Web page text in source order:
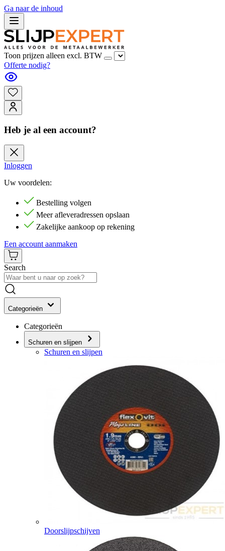
Ga naar de inhoud
Toon prijzen alleen excl. BTW
Offerte nodig?
Heb je al een account?
Inloggen
Uw voordelen:
Bestelling volgen
Meer afleveradressen opslaan
Zakelijke aankoop op rekening
Een account aanmaken
Search
Categorieën
Categorieën
Schuren en slijpen
Schuren en slijpen
Doorslijpschijven